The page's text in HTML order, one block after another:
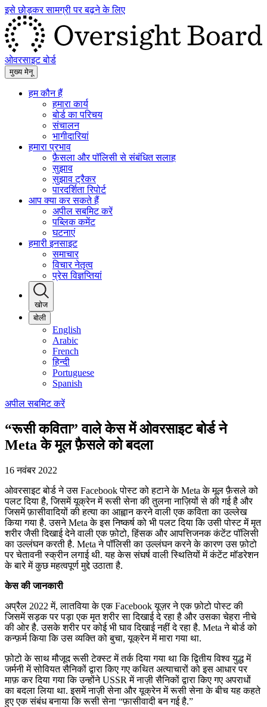
इसे छोड़कर सामग्री पर बढ़ने के लिए
ओवरसाइट बोर्ड
मुख्य मेनू
हम कौन हैं
हमारा कार्य
बोर्ड का परिचय
संचालन
भागीदारियां
हमारा प्रभाव
फ़ैसला और पॉलिसी से संबंधित सलाह
सुझाव
सुझाव ट्रैकर
पारदर्शिता रिपोर्ट
आप क्या कर सकते हैं
अपील सबमिट करें
पब्लिक कमेंट
घटनाएं
हमारी इनसाइट
समाचार
विचार नेतृत्व
प्रेस विज्ञप्तियां
खोज
बोली
English
Arabic
French
हिन्दी
Portuguese
Spanish
अपील सबमिट करें
“रूसी कविता” वाले केस में ओवरसाइट बोर्ड ने
Meta के मूल फ़ैसले को बदला
16 नवंबर 2022
ओवरसाइट बोर्ड ने उस Facebook पोस्ट को हटाने के Meta के मूल फ़ैसले को
पलट दिया है, जिसमें यूक्रेन में रूसी सेना की तुलना नाज़ियों से की गई है और
जिसमें फ़ासीवादियों की हत्या का आह्वान करने वाली एक कविता का उल्लेख
किया गया है. उसने Meta के इस निष्कर्ष को भी पलट दिया कि उसी पोस्ट में मृत
शरीर जैसी दिखाई देने वाली एक फ़ोटो, हिंसक और आपत्तिजनक कंटेंट पॉलिसी
का उल्लंघन करती है. Meta ने पॉलिसी का उल्लंघन करने के कारण उस फ़ोटो
पर चेतावनी स्क्रीन लगाई थी. यह केस संघर्ष वाली स्थितियों में कंटेंट मॉडरेशन
के बारे में कुछ महत्वपूर्ण मुद्दे उठाता है.
केस की जानकारी
अप्रैल 2022 में, लातविया के एक Facebook यूज़र ने एक फ़ोटो पोस्ट की
जिसमें सड़क पर पड़ा एक मृत शरीर सा दिखाई दे रहा है और उसका चेहरा नीचे
की ओर है. उसके शरीर पर कोई भी घाव दिखाई नहीं दे रहा है. Meta ने बोर्ड को
कन्फ़र्म किया कि उस व्यक्ति को बुचा, यूक्रेन में मारा गया था.
फ़ोटो के साथ मौजूद रूसी टेक्स्ट में तर्क दिया गया था कि द्वितीय विश्व युद्ध में
जर्मनी में सोवियत सैनिकों द्वारा किए गए कथित अत्याचारों को इस आधार पर
माफ़ कर दिया गया कि उन्होंने USSR में नाज़ी सैनिकों द्वारा किए गए अपराधों
का बदला लिया था. इसमें नाज़ी सेना और यूक्रेन में रूसी सेना के बीच यह कहते
हुए एक संबंध बनाया कि रूसी सेना “फ़ासीवादी बन गई है.”